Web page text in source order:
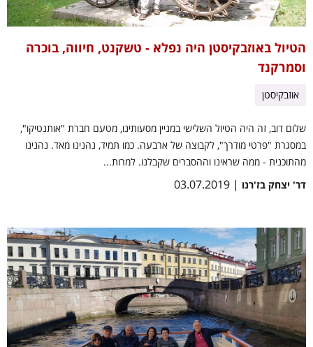
הטיול באוזבקיסטן היה נפלא - טשקנט, חיווה, בוכרה
וסמרקנד
אוזבקיסטן
שלום דוב, זה היה הטיול השלישי במניין מסעותינו, מטעם חברת "אותנטיקו",
במסגרת "פרטי מודרך", לקבוצה של ארבעה. כמו תמיד, נהנינו מאד. נהנינו
מהתוכנית - ממה שראינו וההסברים שקבלנו. למרות...
דר' יצחק בז'רנו | 03.07.2019